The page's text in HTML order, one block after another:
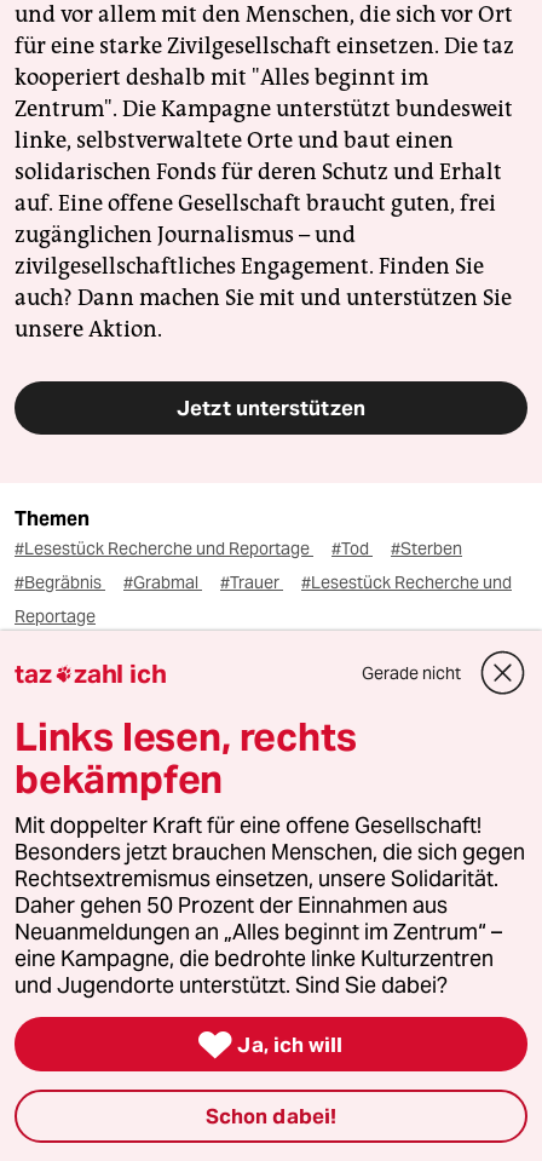
und vor allem mit den Menschen, die sich vor Ort
für eine starke Zivilgesellschaft einsetzen. Die taz
kooperiert deshalb mit "Alles beginnt im
Zentrum". Die Kampagne unterstützt bundesweit
linke, selbstverwaltete Orte und baut einen
solidarischen Fonds für deren Schutz und Erhalt
auf. Eine offene Gesellschaft braucht guten, frei
zugänglichen Journalismus – und
zivilgesellschaftliches Engagement. Finden Sie
auch? Dann machen Sie mit und unterstützen Sie
unsere Aktion.
Jetzt unterstützen
Themen
#Lesestück Recherche und Reportage #Tod
#Sterben
#Begräbnis
#Grabmal #Trauer
#Lesestück Recherche und
Reportage
Feedback Kommentieren
Diesen Artikel teilen
Mehr zum Thema
taz zahl ich Gerade nicht
Links lesen, rechts
bekämpfen
Mit doppelter Kraft für eine offene Gesellschaft!
Besonders jetzt brauchen Menschen, die sich gegen
Rechtsextremismus einsetzen, unsere Solidarität.
Daher gehen 50 Prozent der Einnahmen aus
Neuanmeldungen an „Alles beginnt im Zentrum“ –
eine Kampagne, die bedrohte linke Kulturzentren
und Jugendorte unterstützt. Sind Sie dabei?
 Ja, ich will
Schon dabei!